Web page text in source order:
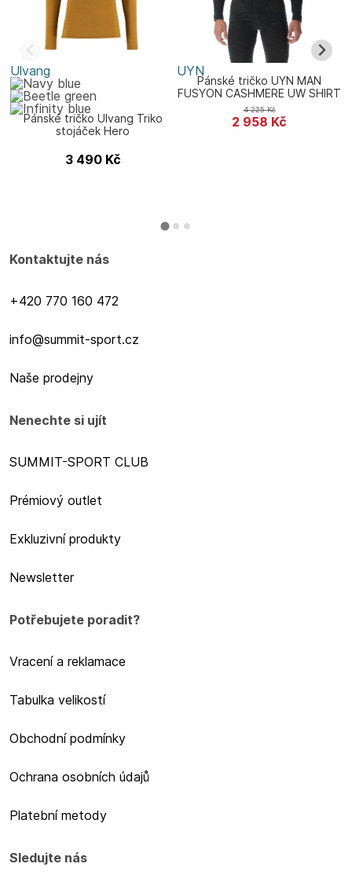
Ulvang
Pánské tričko Ulvang Triko
stojáček Hero
3 490 Kč
UYN
Pánské tričko UYN MAN
FUSYON CASHMERE UW SHIRT
LG_SL
2 958 Kč
4 225Kč
Kontaktujte nás
+420 770 160 472
info@summit-sport.cz
Naše prodejny
Nenechte si ujít
SUMMIT-SPORT CLUB
Prémiový outlet
Exkluzivní produkty
Newsletter
Potřebujete poradit?
Vracení a reklamace
Tabulka velikostí
Obchodní podmínky
Ochrana osobních údajů
Platební metody
Sledujte nás